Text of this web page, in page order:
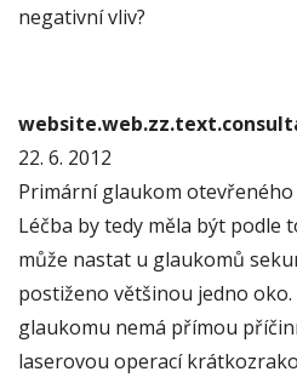
negativní vliv?
22. 6. 2012
Primární glaukom
Léčba by tedy měla být podle
může nastat u glaukomů
postiženo většinou jedno oko.
glaukomu nemá přímou
laserovou operací